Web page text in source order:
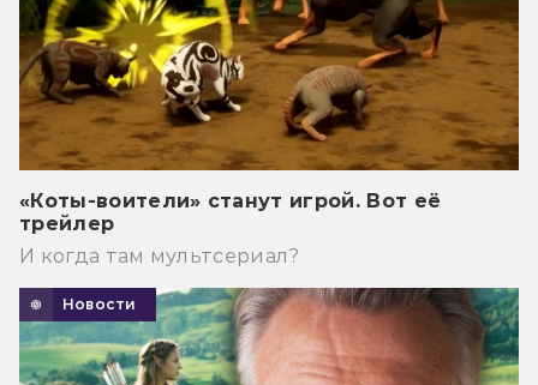
«Коты-воители» станут игрой. Вот её
трейлер
И когда там мультсериал?
Новости